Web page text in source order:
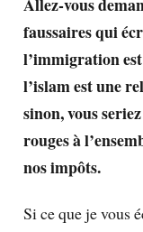
faussaires qui
l’immigration
l’islam est une
sinon, vous
rouges à
nos impôts.
Si ce que je vous